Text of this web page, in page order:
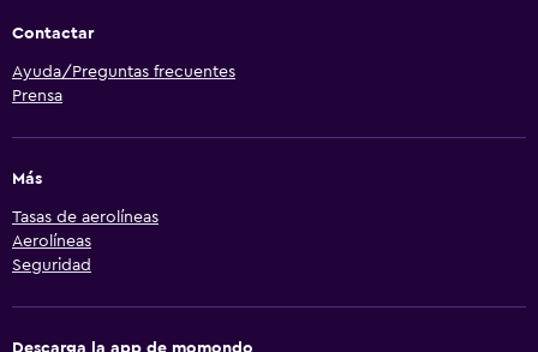
Contactar
Ayuda/Preguntas frecuentes
Prensa
Más
Tasas de aerolíneas
Aerolíneas
Seguridad
Descarga la app de momondo